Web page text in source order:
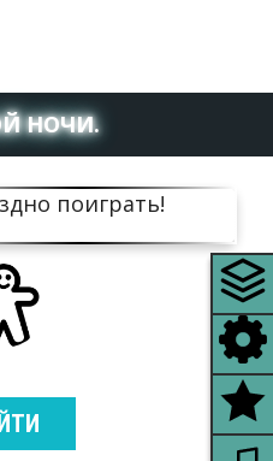
НОЧИ.
поиграть!